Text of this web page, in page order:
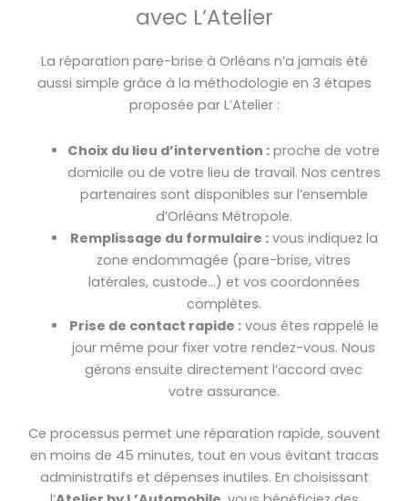
avec L’Atelier
La réparation pare-brise à Orléans n’a jamais été
aussi simple grâce à la méthodologie en 3 étapes
proposée par L’Atelier :
Choix du lieu d’intervention : proche de votre
domicile ou de votre lieu de travail. Nos centres
partenaires sont disponibles sur l’ensemble
d’Orléans Métropole.
Remplissage du formulaire :vous indiquez la
zone endommagée (pare-brise, vitres
latérales, custode…) et vos coordonnées
complètes.
Prise de contact rapide :vous êtes rappelé le
jour même pour fixer votre rendez-vous. Nous
gérons ensuite directement l’accord avec
votre assurance.
Ce processus permet une réparation rapide, souvent
en moins de 45 minutes, tout en vous évitant tracas
administratifs et dépenses inutiles. En choisissant